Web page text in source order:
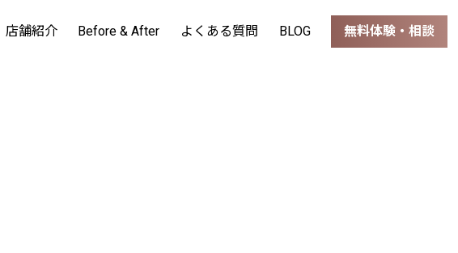
店舗紹介 Before & After よくある質問 BLOG 無料体験・相談